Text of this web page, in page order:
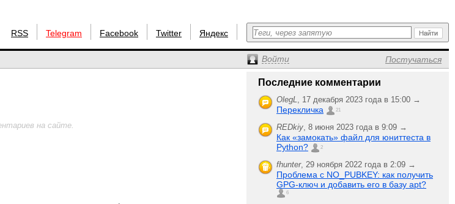
RSS Telegram Facebook Twitter Яндекс
Войти Постучаться
на сайте.
Последние комментарии
OlegL, 17 декабря 2023 года в 15:00 →
Перекличка 21
REDkiy, 8 июня 2023 года в 9:09 →
Как «замокать» файл для юниттеста в
Python?
2
fhunter, 29 ноября 2022 года в 2:09 →
Проблема с NO_PUBKEY: как получить
GPG-ключ и добавить его в базу apt?
6